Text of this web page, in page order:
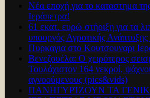
Νέα εποχή για το καταστημα
Ιεράπετρα!
61 εκατ. ευρώ στήριξη για τα
υπουργός Αγροτικής
Πυρκαγια στο Κουτσουναρι
Βενεζουέλα: Ο χειρότερος
Τουλάχιστον 164 νεκροί,
αγνοούμενους (pics&vids)
ΠΑΝΗΓΥΡΊΖΟΥΝ ΤΑ